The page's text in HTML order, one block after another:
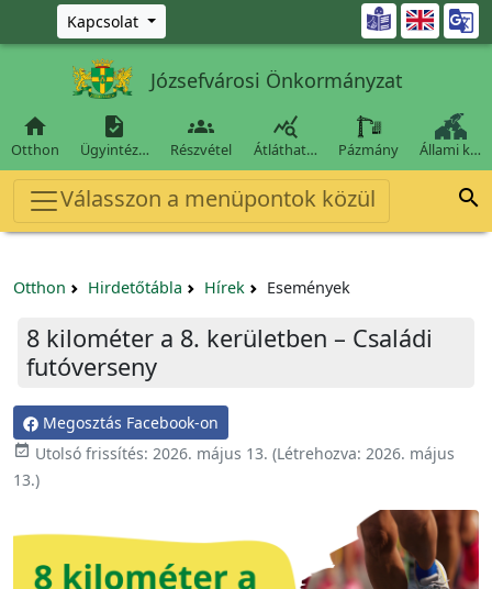
Ugrás a fő tartalomra
Kapcsolat 
Józsefvárosi Önkormányzat

Otthon

Ügyintéz…

Részvétel

Átláthat… Pázmány Állami k…
Válasszon a menüpontok közül 
Otthon Hirdetőtábla Hírek Események
8 kilométer a 8. kerületben – Családi
futóverseny
Megosztás Facebook-on
 Utolsó frissítés: 2026. május 13. (Létrehozva: 2026. május
13.)